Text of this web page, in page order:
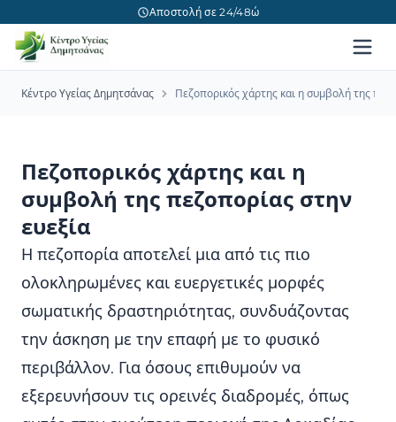
Αποστολή σε 24/48ώ
Κέντρο Υγείας Δημητσάνας Πεζοπορικός χάρτης και η συμβολή της
Πεζοπορικός χάρτης και η
συμβολή της πεζοπορίας στην
ευεξία
Η πεζοπορία αποτελεί μια από τις πιο
ολοκληρωμένες και ευεργετικές μορφές
σωματικής δραστηριότητας, συνδυάζοντας
την άσκηση με την επαφή με το φυσικό
περιβάλλον. Για όσους επιθυμούν να
εξερευνήσουν τις ορεινές διαδρομές, όπως